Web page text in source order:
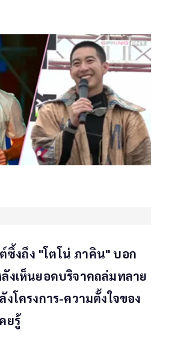
ซึ้งถึง "โตโน่ ภาคิน" บอก
งเห็นยอดบริจาคถล่มทลาย
งโครงการ-ความตั้งใจของ
ยรู้